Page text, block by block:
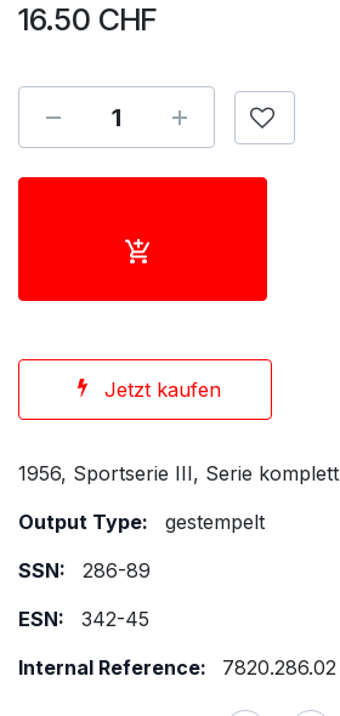
16.50 CHF
Jetzt kaufen
1956, Sportserie III, Serie komplett
Output Type:
gestempelt
SSN:
286-89
ESN:
342-45
Internal Reference:
7820.286.02